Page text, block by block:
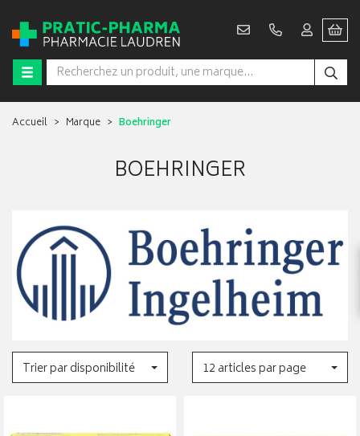
Accueil Marque Boehringer
BOEHRINGER
Trier par disponibilité 12 articles par page